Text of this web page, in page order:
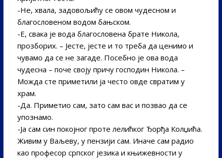
-Не, хвала, задовољићу се овом чудесном и
благословеном водом бањском.
-Е, свака је вода благословена брате Никола,
прозборих. – Јесте, јесте и то треба да ценимо и
чувамо да се не загаде. Посебно је ова вода
чудесна – поче своју причу господин Никола. –
Можда сте приметили ја често овде свратим у
храм.
-Да. Приметио сам, зато сам вас и позвао да се
упознамо.
-Ја сам син покојног проте лелићког Ђорђа Колџића.
Живим у Ваљеву, у пензији сам. Иначе сам радио
као професор српског језика и књижевности у